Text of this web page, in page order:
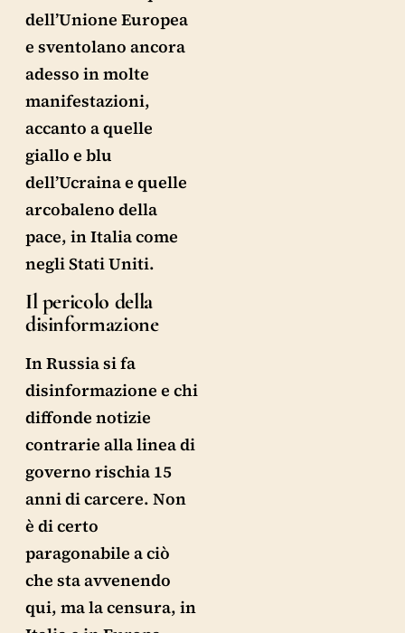
dell’Unione Europea
e sventolano ancora
adesso in molte
manifestazioni,
accanto a quelle
giallo e blu
dell’Ucraina e quelle
arcobaleno della
pace, in Italia come
negli Stati Uniti.
Il pericolo della
disinformazione
In Russia si fa
disinformazione e chi
diffonde notizie
contrarie alla linea di
governo rischia 15
anni di carcere. Non
è di certo
paragonabile a ciò
che sta avvenendo
qui, ma la censura, in